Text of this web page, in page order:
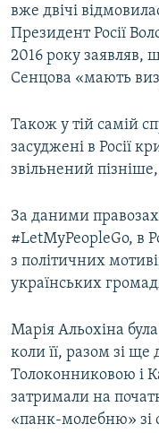
вже двічі
Президент Росії
2016 року заявляв,
Сенцова «мають
Також у тій самій
засуджені в Росії
звільнений
За даними
#LetMyPeopleGo, в
з політичних
українських
Марія Альохіна
коли її, разом зі
Толоконниковою і
затримали на
«панк-молебню» зі